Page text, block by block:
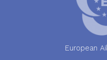
European